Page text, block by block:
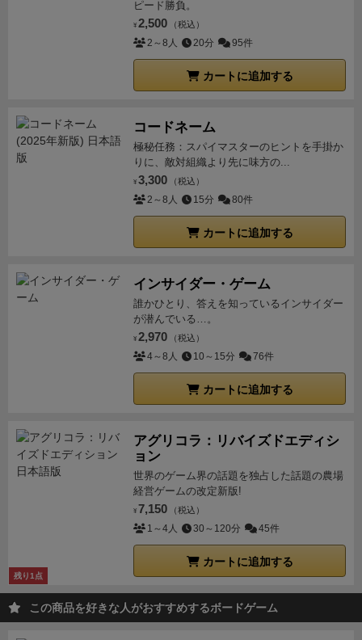
も中身は別ゲー。戦略的で直線的なGWTに対して、か
なり戦術的で臨機応変なプレイを求められるGWTA。
正解の勝ち筋が見えにくく、より難解ですが、上達す
れば運をプレイングでリカバリーしやすい面もあると
いですが、個人的には分かりやすい従来のGWTの方が
やや好みでしたね。 GWT未プレイなら、GWTから始
めた方が良いと感じます。またGWTを所持していて大
好きなら、GWTAも購入する価値があると思います。
ピード勝負。
¥ 2,500 （税込）
2～8人 20分 95件
カートに追加する
コードネーム
極秘任務：スパイマスターのヒントを手掛か
りに、敵対組織より先に味方の...
¥ 3,300 （税込）
2～8人 15分 80件
カートに追加する
インサイダー・ゲーム
誰かひとり、答えを知っているインサイダー
が潜んでいる…。
¥ 2,970 （税込）
4～8人 10～15分 76件
カートに追加する
残り1点
アグリコラ：リバイズドエディシ
ョン
世界のゲーム界の話題を独占した話題の農場
経営ゲームの改定新版!
¥ 7,150 （税込）
1～4人 30～120分 45件
カートに追加する
この商品を好きな人がおすすめするボードゲーム